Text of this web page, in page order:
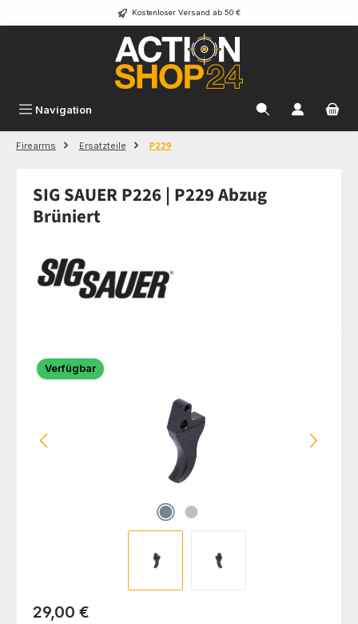
Zum Hauptinhalt springen Kostenloser Versand ab 50 €
Navigation
Firearms Ersatzteile P229
SIG SAUER P226 | P229 Abzug
Brüniert
Bildergalerie überspringen
Verfügbar
Regulärer Preis:
29,00 €